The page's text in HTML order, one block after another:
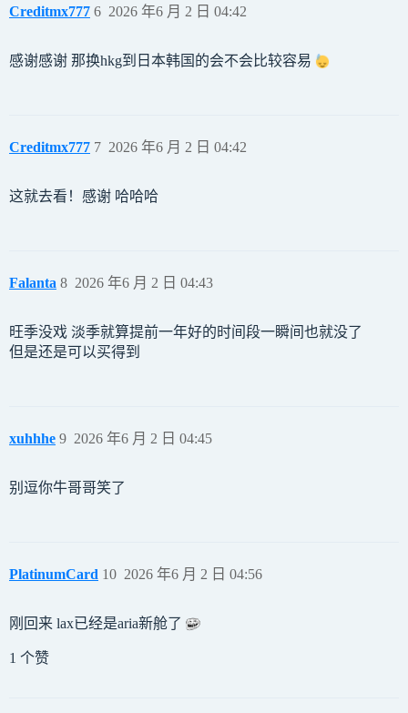
Creditmx777 2026 年6 月 2 日 04:42
6
感谢感谢 那换hkg到日本韩国的会不会比较容易
Creditmx777 2026 年6 月 2 日 04:42
7
这就去看！感谢 哈哈哈
Falanta 2026 年6 月 2 日 04:43
8
旺季没戏 淡季就算提前一年好的时间段一瞬间也就没了
但是还是可以买得到
xuhhhe 2026 年6 月 2 日 04:45
9
别逗你牛哥哥笑了
PlatinumCard 2026 年6 月 2 日 04:56
10
刚回来 lax已经是aria新舱了
1 个赞